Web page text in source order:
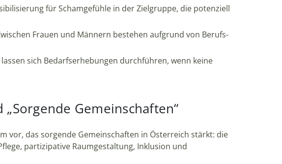
für Schamgefühle in der Zielgruppe, die potenziell
Frauen und Männern bestehen aufgrund von Berufs-
sich Bedarfserhebungen durchführen, wenn keine
Gemeinschaften“
vor, das sorgende Gemeinschaften in Österreich stärkt: die
partizipative Raumgestaltung, Inklusion und